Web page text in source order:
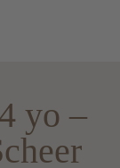
yo –